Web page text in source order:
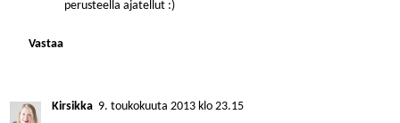
perusteella ajatellut :)
Vastaa
Kirsikka 9. toukokuuta 2013 klo 23.15